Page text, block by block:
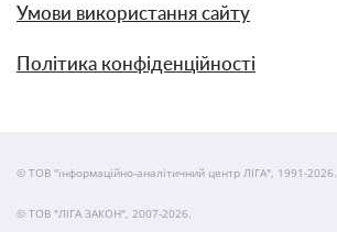
Умови використання сайту
Політика конфіденційності
© ТОВ "інформаційно-аналітичний центр ЛІГА", 1991-2026.
© ТОВ "ЛІГА ЗАКОН", 2007-2026.